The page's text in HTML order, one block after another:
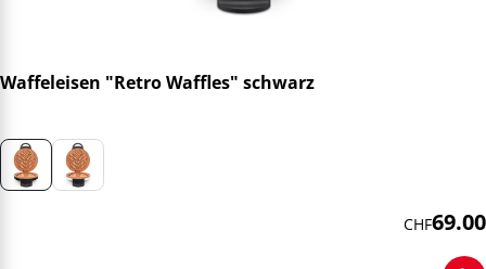
Waffeleisen "Retro Waffles" schwarz
CHF69.00